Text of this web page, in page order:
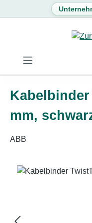
Zum Hauptinhalt
mm,
ABB
Bildergalerie